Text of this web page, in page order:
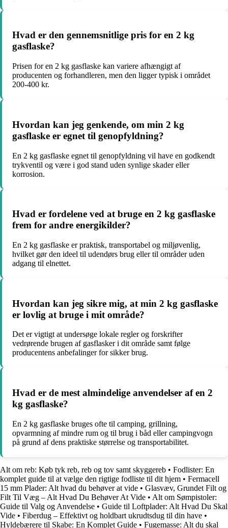
Hvad er den gennemsnitlige pris for en 2 kg
gasflaske?
Prisen for en 2 kg gasflaske kan variere afhængigt af
producenten og forhandleren, men den ligger typisk i området
200-400 kr.
Hvordan kan jeg genkende, om min 2 kg
gasflaske er egnet til genopfyldning?
En 2 kg gasflaske egnet til genopfyldning vil have en godkendt
trykventil og være i god stand uden synlige skader eller
korrosion.
Hvad er fordelene ved at bruge en 2 kg gasflaske
frem for andre energikilder?
En 2 kg gasflaske er praktisk, transportabel og miljøvenlig,
hvilket gør den ideel til udendørs brug eller til områder uden
adgang til elnettet.
Hvordan kan jeg sikre mig, at min 2 kg gasflaske
er lovlig at bruge i mit område?
Det er vigtigt at undersøge lokale regler og forskrifter
vedrørende brugen af gasflasker i dit område samt følge
producentens anbefalinger for sikker brug.
Hvad er de mest almindelige anvendelser af en 2
kg gasflaske?
En 2 kg gasflaske bruges ofte til camping, grillning,
opvarmning af mindre rum og til brug i båd eller campingvogn
på grund af dens praktiske størrelse og transportabilitet.
Alt om reb: Køb tyk reb, reb og tov samt skyggereb • Fodlister: En
komplet guide til at vælge den rigtige fodliste til dit hjem • Fermacell
15 mm Plader: Alt hvad du behøver at vide • Glasvæv, Grundet Filt og
Filt Til Væg – Alt Hvad Du Behøver At Vide • Alt om Sømpistoler:
Guide til Valg og Anvendelse • Guide til Loftplader: Alt Hvad Du Skal
Vide • Fiberdug – Effektivt og holdbart ukrudtsdug til din have •
Hyldebærere til Skabe: En Komplet Guide • Fugemasse: Alt du skal